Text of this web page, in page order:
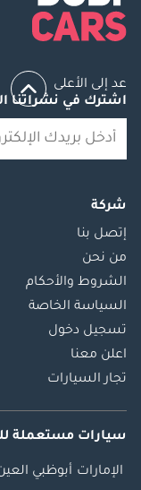
عد إلى الأعلى
اشترك في نشراتنا
شركة
إتصل بنا
من نحن
الشروط والأحكام
السياسة الخاصة
تسجيل دخول
اعلن معنا
تجار السيارات
سيارات مستعملة
الإمارات أبوظبي